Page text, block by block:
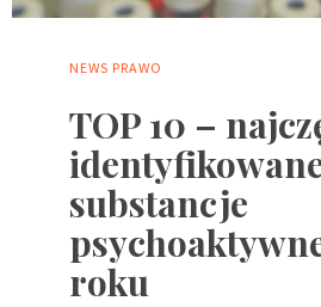
NEWS PRAWO
TOP 10 –
substancje
roku